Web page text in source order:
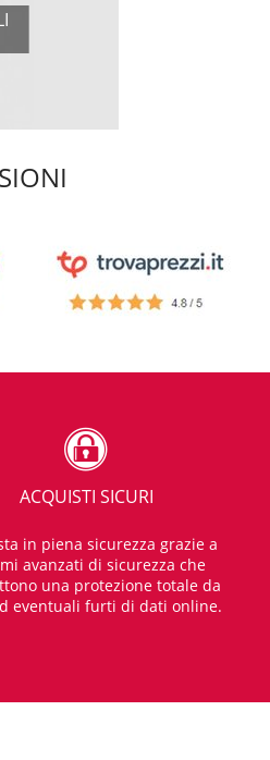
ACQUISTI SICURI
in piena sicurezza grazie a
avanzati di sicurezza che
una protezione totale da
eventuali furti di dati online.